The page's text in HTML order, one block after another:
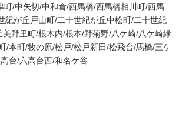
/中矢切/中和倉/西馬橋/西馬橋相川町/西馬
が丘戸山町/二十世紀が丘中松町/二十世紀
野里町/根木内/根本/野菊野/八ケ崎/八ケ崎緑
/本町/牧の原/松戸/松戸新田/松飛台/馬橋/三ケ
台/六高台西/和名ケ谷